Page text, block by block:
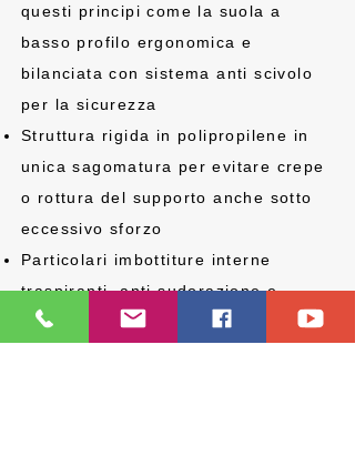
questi principi come la suola a
basso profilo ergonomica e
bilanciata con sistema anti scivolo
per la sicurezza
Struttura rigida in polipropilene in
unica sagomatura per evitare crepe
o rottura del supporto anche sotto
eccessivo sforzo
Particolari imbottiture interne
traspiranti, anti sudorazione e
ipoallergeniche